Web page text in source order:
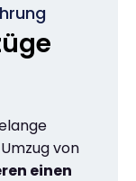
von
einen